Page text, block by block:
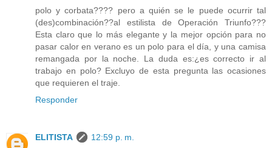
polo y corbata???? pero a quién se le puede ocurrir tal
(des)combinación??al estilista de Operación Triunfo???
Esta claro que lo más elegante y la mejor opción para no
pasar calor en verano es un polo para el día, y una camisa
remangada por la noche. La duda es:¿es correcto ir al
trabajo en polo? Excluyo de esta pregunta las ocasiones
que requieren el traje.
Responder
ELITISTA
12:59 p. m.